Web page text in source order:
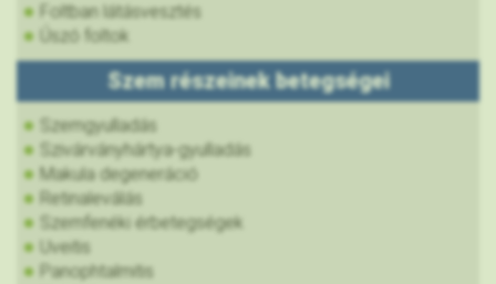
Foltban látásvesztés
Úszó foltok
Szem részeinek betegségei
Szemgyulladás
Szivárványhártya-gyulladás
Makula degeneráció
Retinaleválás
Szemfenéki érbetegségek
Uveitis
Panophtalmitis